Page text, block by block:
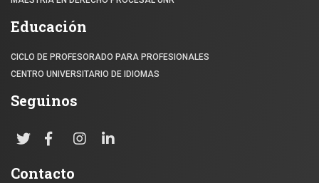
Educación
CICLO DE PROFESORADO PARA PROFESIONALES
CENTRO UNIVERSITARIO DE IDIOMAS
Seguinos
Contacto